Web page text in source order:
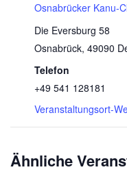
Osnabrücker Kanu-
Die Eversburg 58
Osnabrück, 49090
Telefon
+49 541 128181
Veranstaltungsort-
Ähnliche